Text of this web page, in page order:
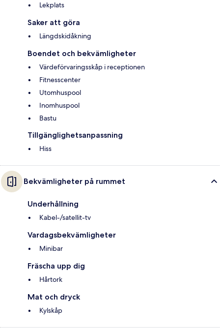
Lekplats
Saker att göra
Längdskidåkning
Boendet och bekvämligheter
Värdeförvaringsskåp i receptionen
Fitnesscenter
Utomhuspool
Inomhuspool
Bastu
Tillgänglighetsanpassning
Hiss
Bekvämligheter på rummet
Underhållning
Kabel-/satellit-tv
Vardagsbekvämligheter
Minibar
Fräscha upp dig
Hårtork
Mat och dryck
Kylskåp